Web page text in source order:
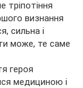
тріпотіння
визнання
сильна і
може, те саме
героя
медициною і